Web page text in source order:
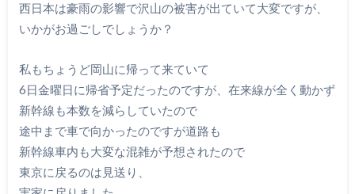
西日本は豪雨の影響で沢山の被害が出ていて大変ですが、
いかがお過ごしでしょうか？
私もちょうど岡山に帰って来ていて
6日金曜日に帰省予定だったのですが、在来線が全く動かず
新幹線も本数を減らしていたので
途中まで車で向かったのですが道路も
新幹線車内も大変な混雑が予想されたので
東京に戻るのは見送り、